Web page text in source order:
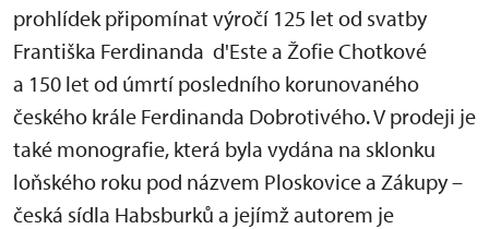
prohlídek připomínat výročí 125 let od svatby
Františka Ferdinanda d'Este a Žofie Chotkové
a 150 let od úmrtí posledního korunovaného
českého krále Ferdinanda Dobrotivého. V prodeji je
také monografie, která byla vydána na sklonku
loňského roku pod názvem Ploskovice a Zákupy –
česká sídla Habsburků a jejímž autorem je